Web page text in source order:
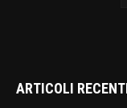
ARTICOLI